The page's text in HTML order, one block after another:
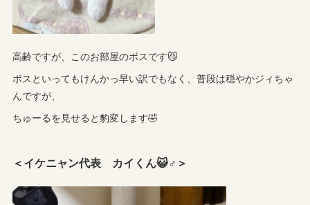
高齢ですが、このお部屋のボスです😼
ボスといってもけんかっ早い訳でもなく、普段は穏やかジィちゃ
んですが、
ちゅーるを見せると豹変します🤣
＜イケニャン代表 カイくん😺♂＞